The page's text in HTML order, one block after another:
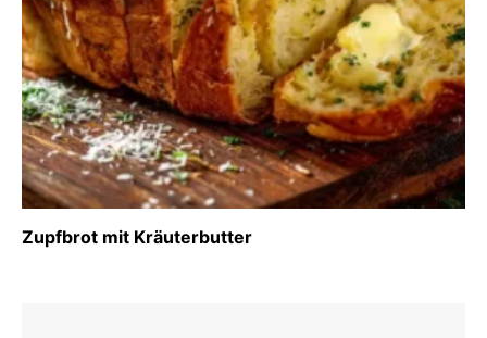
Zupfbrot mit Kräuterbutter